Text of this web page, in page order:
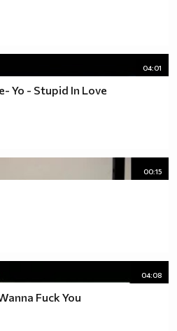
04:01
Yo - Stupid In Love
00:15
04:08
Fuck You